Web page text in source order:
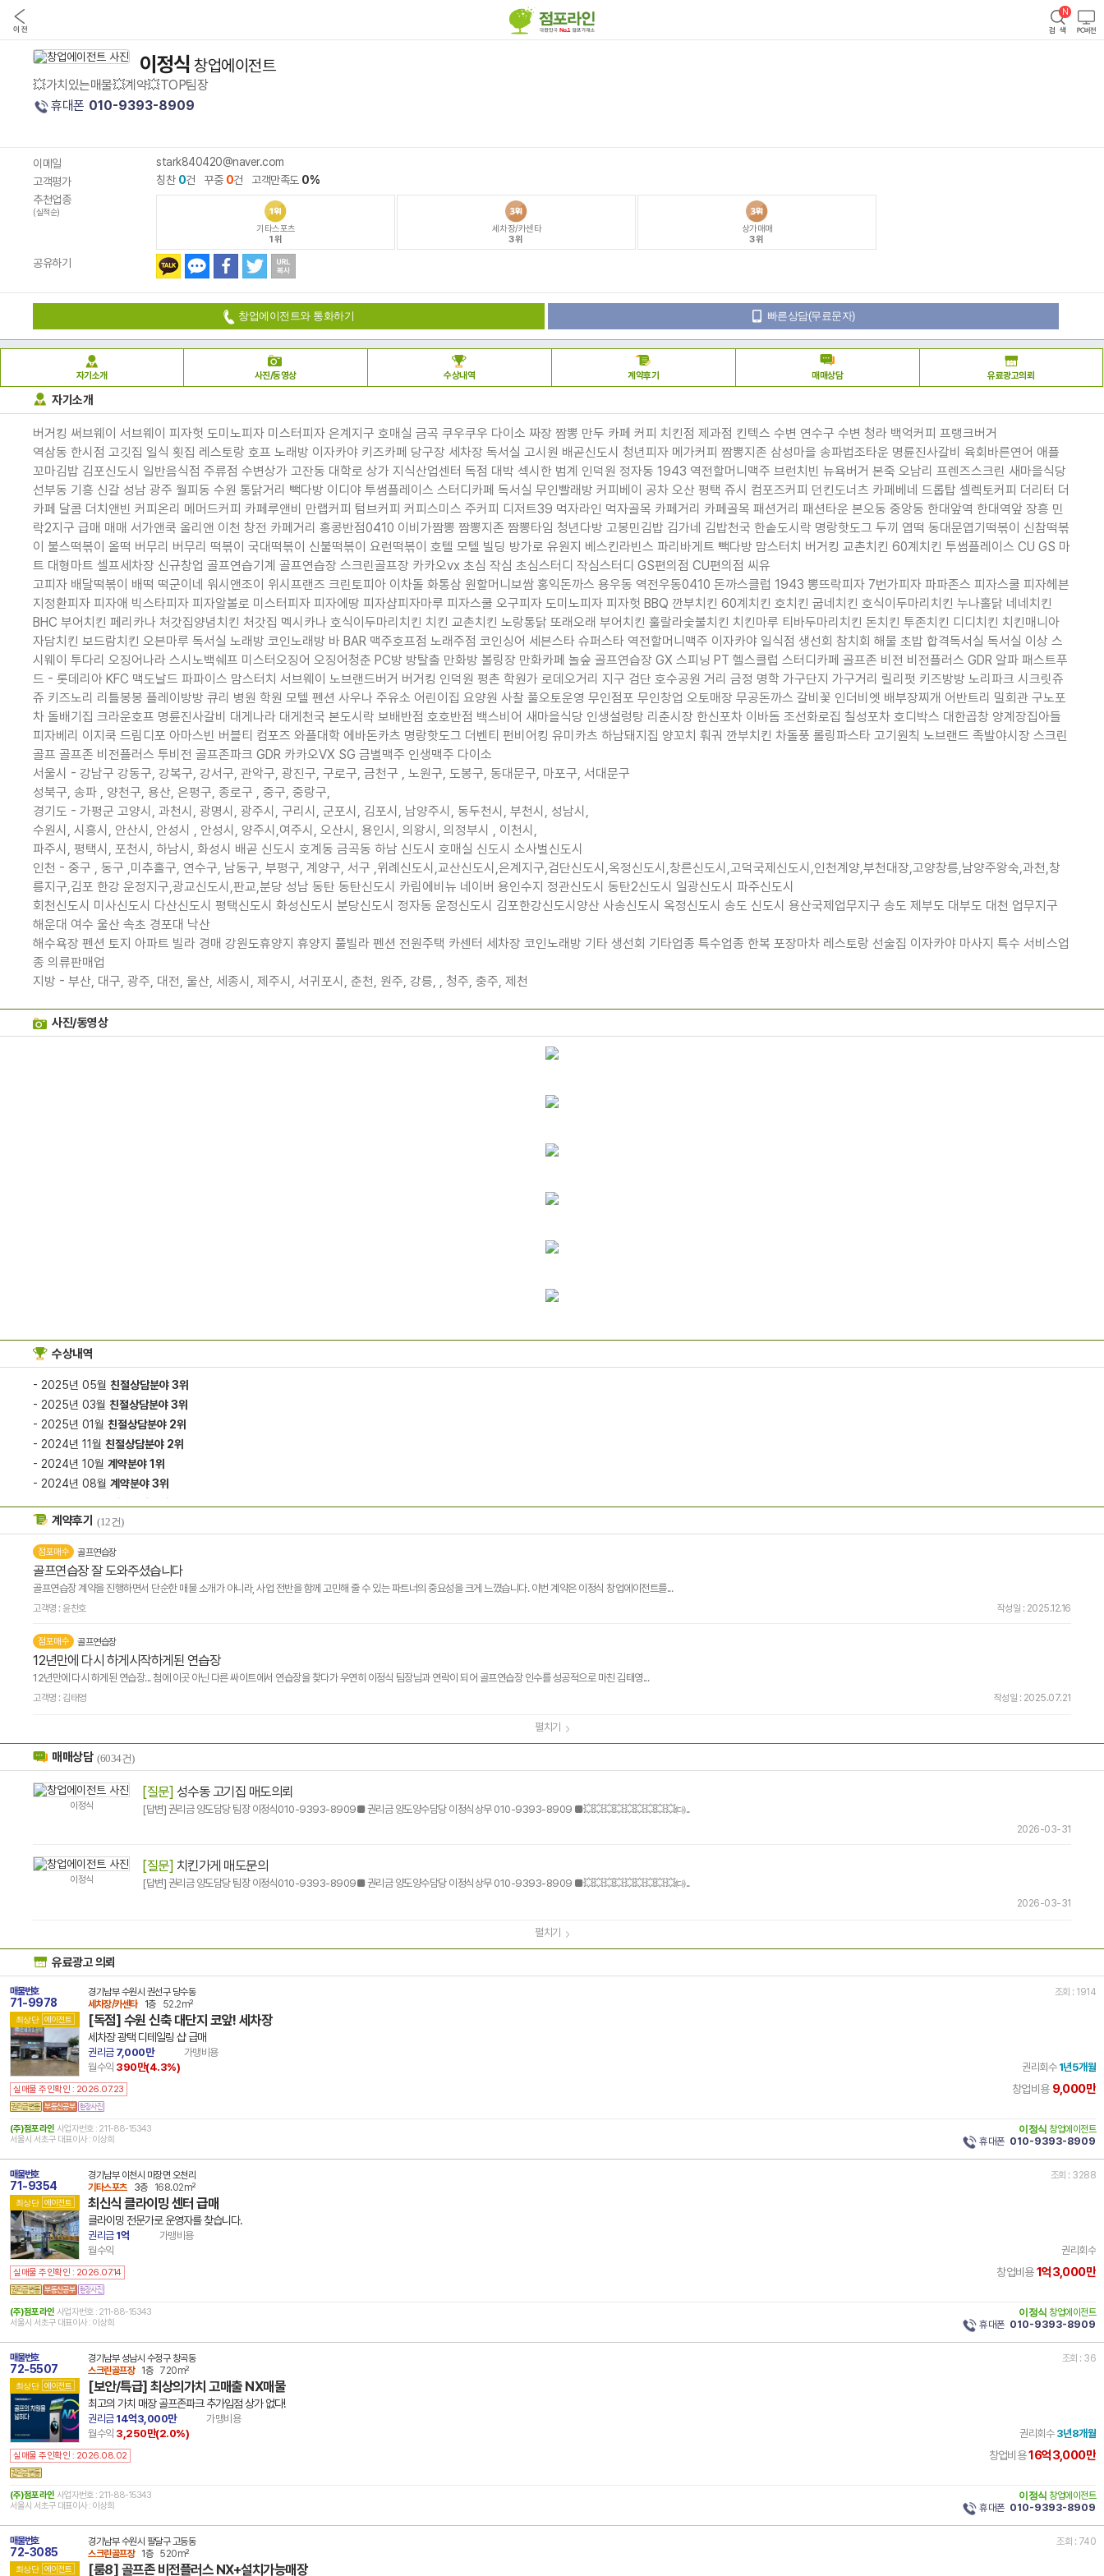
이정식창업에이전트
💥가치있는매물💥계약💥TOP팀장
휴대폰 010-9393-8909
이메일
stark840420@naver.com
고객평가
칭찬 0건 꾸중 0건 고객만족도 0%
추천업종
(실적순)
기타스포츠
1위
세차장/카센타
3위
상가매매
3위
공유하기
창업에이전트와 통화하기 빠른상담(무료문자)
자기소개 사진/동영상 수상내역 계약후기 매매상담 유료광고의뢰
자기소개
버거킹 써브웨이 서브웨이 피자헛 도미노피자 미스터피자 은계지구 호매실 금곡 쿠우쿠우 다이소 짜장 짬뽕 만두 카페 커피 치킨점 제과점 킨텍스 수변 연수구 수변 청라 백억커피 프랭크버거
역삼동 한시점 고깃집 일식 횟집 레스토랑 호프 노래방 이자카야 키즈카페 당구장 세차장 독서실 고시원 배곧신도시 청년피자 메가커피 짬뽕지존 삼성마을 송파법조타운 명륜진사갈비 육회바른연어 애플
꼬마김밥 김포신도시 일반음식점 주류점 수변상가 고잔동 대학로 상가 지식산업센터 독점 대박 섹시한 범계 인덕원 정자동 1943 역전할머니맥주 브런치빈 뉴욕버거 본죽 오남리 프렌즈스크린 새마을식당
선부동 기흥 신갈 성남 광주 월피동 수원 통닭거리 빽다방 이디야 투썸플레이스 스터디카페 독서실 무인빨래방 커피베이 공차 오산 평택 쥬시 컴포즈커피 던킨도너츠 카페베네 드롭탑 셀렉토커피 더리터 더
카페 달콤 더치앤빈 커피온리 메머드커피 카페루앤비 만랩커피 텀브커피 커피스미스 주커피 디저트39 먹자라인 먹자골목 카페거리 카페골목 패션거리 패션타운 본오동 중앙동 한대앞역 한대역앞 장흥 민
락2지구 급매 매매 서가앤쿡 올리앤 이천 창전 카페거리 홍콩반점0410 이비가짬뽕 짬뽕지존 짬뽕타임 청년다방 고봉민김밥 김가네 김밥천국 한솥도시락 명랑핫도그 두끼 엽떡 동대문엽기떡볶이 신참떡볶
이 불스떡볶이 올떡 버무리 버무리 떡볶이 국대떡볶이 신불떡볶이 요런떡볶이 호텔 모텔 빌딩 방가로 유원지 베스킨라빈스 파리바게트 빽다방 맘스터치 버거킹 교촌치킨 60계치킨 투썸플레이스 CU GS 마
트 대형마트 셀프세차장 신규창업 골프연습기계 골프연습장 스크린골프장 카카오vx 초심 작심 초심스터디 작심스터디 GS편의점 CU편의점 씨유
고피자 배달떡볶이 배떡 떡군이네 워시앤조이 위시프랜즈 크린토피아 이차돌 화통삼 원할머니보쌈 홍익돈까스 용우동 역전우동0410 돈까스클럽 1943 뽕뜨락피자 7번가피자 파파존스 피자스쿨 피자헤븐
지정환피자 피자애 빅스타피자 피자알볼로 미스터피자 피자에땅 피자샵피자마루 피자스쿨 오구피자 도미노피자 피자헛 BBQ 깐부치킨 60계치킨 호치킨 굽네치킨 호식이두마리치킨 누나홀닭 네네치킨
BHC 부어치킨 페리카나 처갓집양념치킨 처갓집 멕시카나 호식이두마리치킨 치킨 교촌치킨 노랑통닭 또래오래 부어치킨 훌랄라숯불치킨 치킨마루 티바두마리치킨 돈치킨 투존치킨 디디치킨 치킨매니아
자담치킨 보드람치킨 오븐마루 독서실 노래방 코인노래방 바 BAR 맥주호프점 노래주점 코인싱어 세븐스타 슈퍼스타 역전할머니맥주 이자카야 일식점 생선회 참치회 해물 초밥 합격독서실 독서실 이상 스
시웨이 투다리 오징어나라 스시노백쉐프 미스터오징어 오징어청춘 PC방 방탈출 만화방 볼링장 만화카페 놀숲 골프연습장 GX 스피닝 PT 헬스클럽 스터디카페 골프존 비전 비전플러스 GDR 알파 패스트푸
드 - 롯데리아 KFC 맥도날드 파파이스 맘스터치 서브웨이 노브랜드버거 버거킹 인덕원 평촌 학원가 로데오거리 지구 검단 호수공원 거리 금정 명학 가구단지 가구거리 릴리펏 키즈방방 노리파크 시크릿쥬
쥬 키즈노리 리틀봉봉 플레이방방 큐리 병원 학원 모텔 펜션 사우나 주유소 어린이집 요양원 사찰 풀오토운영 무인점포 무인창업 오토매장 무공돈까스 갈비꽃 인더비엣 배부장찌개 어반트리 밀회관 구노포
차 돌배기집 크라운호프 명륜진사갈비 대게나라 대게천국 본도시락 보배반점 호호반점 백스비어 새마을식당 인생설렁탕 리춘시장 한신포차 이바돔 조선화로집 칠성포차 호디박스 대한곱창 양계장집아들
피자베리 이지쿡 드림디포 아마스빈 버블티 컴포즈 와플대학 에바돈카츠 명랑핫도그 더벤티 펀비어킹 유미카츠 하남돼지집 양꼬치 훠궈 깐부치킨 차돌풍 롤링파스타 고기원칙 노브랜드 족발야시장 스크린
골프 골프존 비전플러스 투비전 골프존파크 GDR 카카오VX SG 금별맥주 인생맥주 다이소
서울시 - 강남구 강동구, 강복구, 강서구, 관악구, 광진구, 구로구, 금천구 , 노원구, 도봉구, 동대문구, 마포구, 서대문구
성북구, 송파 , 양천구, 용산, 은평구, 종로구 , 중구, 중랑구,
경기도 - 가평군 고양시, 과천시, 광명시, 광주시, 구리시, 군포시, 김포시, 남양주시, 동두천시, 부천시, 성남시,
수원시, 시흥시, 안산시, 안성시 , 안성시, 양주시,여주시, 오산시, 용인시, 의왕시, 의정부시 , 이천시,
파주시, 평택시, 포천시, 하남시, 화성시 배곧 신도시 호계동 금곡동 하남 신도시 호매실 신도시 소사벌신도시
인천 - 중구 , 동구 ,미추홀구, 연수구, 남동구, 부평구, 계양구, 서구 ,위례신도시,교산신도시,은계지구,검단신도시,옥정신도시,창른신도시,고덕국제신도시,인천계양,부천대장,고양창릉,남양주왕숙,과천,창
릉지구,김포 한강 운정지구,광교신도시,판교,분당 성남 동탄 동탄신도시 카림에비뉴 네이버 용인수지 정관신도시 동탄2신도시 일광신도시 파주신도시
회천신도시 미사신도시 다산신도시 평택신도시 화성신도시 분당신도시 정자동 운정신도시 김포한강신도시양산 사송신도시 옥정신도시 송도 신도시 용산국제업무지구 송도 제부도 대부도 대천 업무지구
해운대 여수 울산 속초 경포대 낙산
해수욕장 펜션 토지 아파트 빌라 경매 강원도휴양지 휴양지 풀빌라 펜션 전원주택 카센터 세차장 코인노래방 기타 생선회 기타업종 특수업종 한복 포장마차 레스토랑 선술집 이자카야 마사지 특수 서비스업
종 의류판매업
지방 - 부산, 대구, 광주, 대전, 울산, 세종시, 제주시, 서귀포시, 춘천, 원주, 강릉, , 청주, 충주, 제천
사진/동영상
수상내역
- 2025년 05월친절상담분야 3위
- 2025년 03월친절상담분야 3위
- 2025년 01월친절상담분야 2위
- 2024년 11월친절상담분야 2위
- 2024년 10월계약분야 1위
- 2024년 08월계약분야 3위
- 2024년 04월계약분야 3위
- 2023년 01월의뢰분야 3위
- 2021년 11월
- 2020년 11월 친절상담분야 3위
계약후기 (12건)
점포매수 골프연습장
골프연습장 잘 도와주셨습니다
골프연습장 계약을 진행하면서 단순한 매물 소개가 아니라, 사업 전반을 함께 고민해 줄 수 있는 파트너의 중요성을 크게 느꼈습니다. 이번 계약은 이정식 창업에이전트를...
고객명 : 윤찬호 작성일 : 2025.12.16
점포매수 골프연습장
12년만에 다시 하게시작하게된 연습장
12년만에 다시 하게된 연습장... 첨에 이곳 아닌 다른 싸이트에서 연습장을 찾다가 우연히 이정식 팀장님과 연락이 되어 골프연습장 인수를 성공적으로 마친 김태영...
고객명 : 김태영 작성일 : 2025.07.21
펼치기
매매상담 (6034건)
이정식
[질문] 성수동 고기집 매도의뢰
[답변] 권리금 양도담당 팀장 이정식010-9393-8909■ 권리금 양도양수담당 이정식상무 010-9393-8909 ■💥💥💥💥💥💥💥💥💥㈐..
2026-03-31
이정식
[질문] 치킨가게 매도문의
[답변] 권리금 양도담당 팀장 이정식010-9393-8909■ 권리금 양도양수담당 이정식상무 010-9393-8909 ■💥💥💥💥💥💥💥💥💥㈐..
2026-03-31
펼치기
유료광고 의뢰
매물번호
71-9978
최상단 에이전트
경기남부 수원시 권선구 당수동
조회 : 1914
세차장/카센타
1층 52.2m²
[독점] 수원 신축 대단지 코앞! 세차장
세차장 광택 디테일링 샵 급매
권리금7,000만
가맹비용
월수익 390만(4.3%) 권리회수 1년5개월
실매물 주인확인 : 2026.07.23 창업비용 9,000만
(주)점포라인 사업자번호 : 211-88-15343
서울시 서초구 대표이사 : 이상희
이정식 창업에이전트
휴대폰 010-9393-8909
매물번호
71-9354
최상단 에이전트
경기남부 이천시 마장면 오천리
조회 : 3288
기타스포츠
3층 168.02m²
최신식 클라이밍 센터 급매
클라이밍 전문가로 운영자를 찾습니다.
권리금1억
가맹비용
월수익
권리회수
실매물 주인확인 : 2026.07.14 창업비용1억3,000만
(주)점포라인 사업자번호 : 211-88-15343
서울시 서초구 대표이사 : 이상희
이정식 창업에이전트
휴대폰 010-9393-8909
매물번호
72-5507
최상단 에이전트
경기남부 성남시 수정구 창곡동
조회 : 36
스크린골프장
1층 720m²
[보안/특급] 최상의가치 고매출 NX매물
최고의 가치 매장 골프존파크 추가입점 상가 없다!
권리금14억3,000만
가맹비용
월수익 3,250만(2.0%) 권리회수 3년8개월
실매물 주인확인 : 2026.08.02 창업비용16억3,000만
(주)점포라인 사업자번호 : 211-88-15343
서울시 서초구 대표이사 : 이상희
이정식 창업에이전트
휴대폰 010-9393-8909
매물번호
72-3085
최상단 에이전트
경기남부 수원시 팔달구 고등동
조회 : 740
스크린골프장
1층 520m²
[룸8] 골프존 비전플러스 NX+설치가능매장